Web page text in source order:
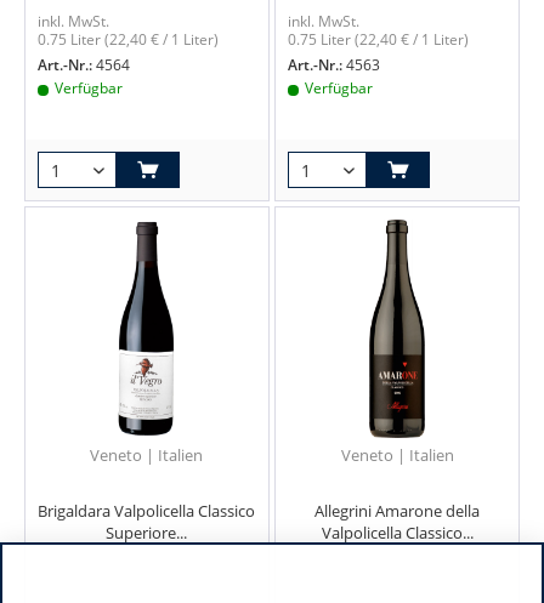
inkl. MwSt.
0.75 Liter(22,40 € / 1 Liter)
Art.-Nr.:4564
Verfügbar
inkl. MwSt.
0.75 Liter(22,40 € / 1 Liter)
Art.-Nr.:4563
Verfügbar
Veneto | Italien
Brigaldara Valpolicella Classico
Superiore...
Veneto | Italien
Allegrini Amarone della
Valpolicella Classico...